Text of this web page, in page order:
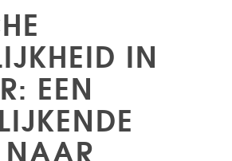
IN
EEN
NAAR